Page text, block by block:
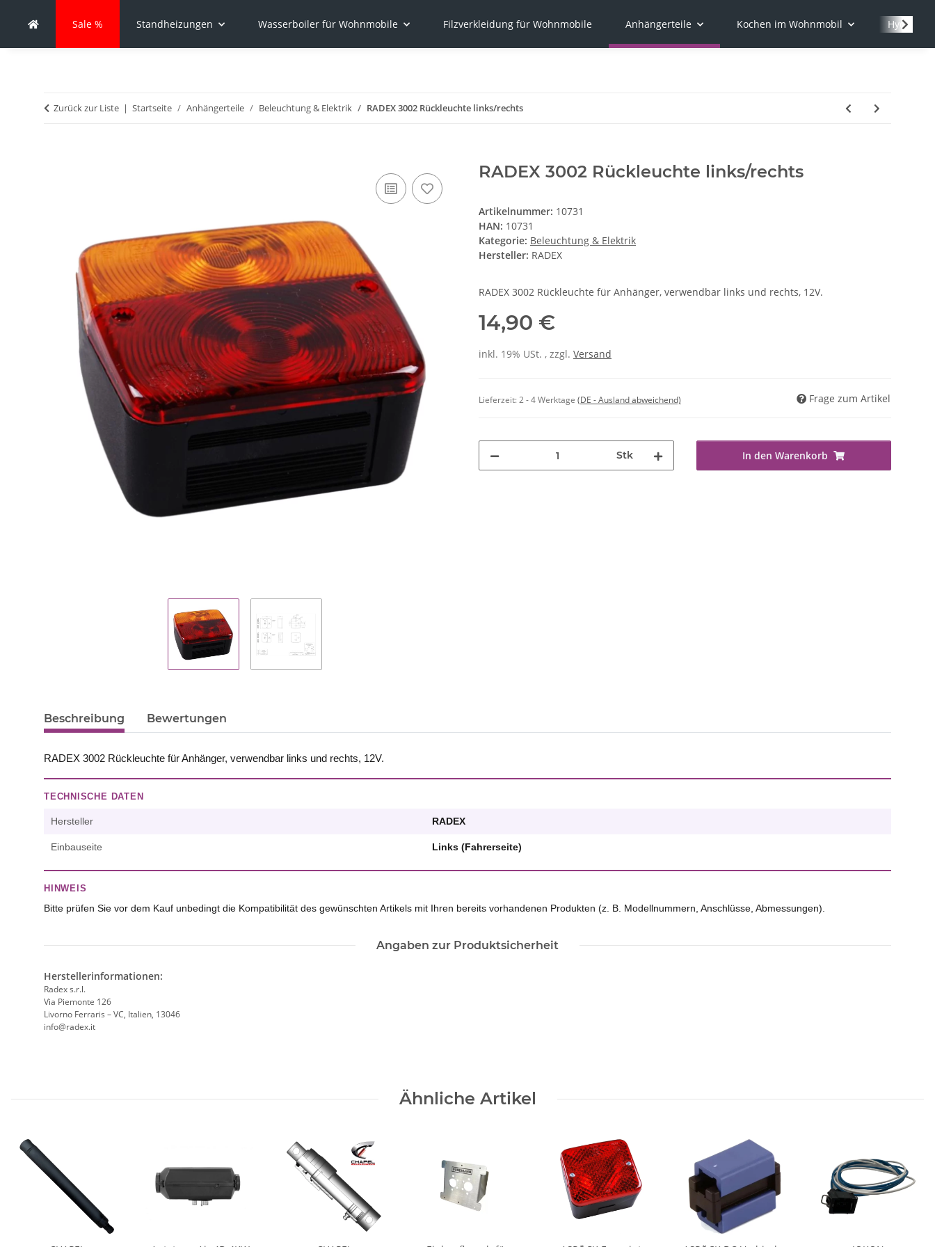
Sale % Standheizungen Wasserboiler für Wohnmobile Filzverkleidung für Wohnmobile Anhängerteile Kochen im Wohnmobil Hydraulik
Zurück zur Liste Startseite Anhängerteile Beleuchtung & Elektrik RADEX 3002 Rückleuchte links/rechts
RADEX 3002 Rückleuchte links/rechts
Artikelnummer: 10731
HAN: 10731
Kategorie: Beleuchtung & Elektrik
Hersteller: RADEX
RADEX 3002 Rückleuchte für Anhänger, verwendbar links und rechts, 12V.
14,90 €
inkl. 19% USt. , zzgl. Versand
Lieferzeit:2 - 4 Werktage (DE - Ausland abweichend) Frage zum Artikel
Stk In den Warenkorb
Beschreibung Bewertungen
RADEX 3002 Rückleuchte für Anhänger, verwendbar links und rechts, 12V.
TECHNISCHE DATEN
Hersteller RADEX
Einbauseite Links (Fahrerseite)
HINWEIS
Bitte prüfen Sie vor dem Kauf unbedingt die Kompatibilität des gewünschten Artikels mit Ihren bereits vorhandenen Produkten (z. B. Modellnummern, Anschlüsse, Abmessungen).
Angaben zur Produktsicherheit
Herstellerinformationen:
Radex s.r.l.
Via Piemonte 126
Livorno Ferraris – VC, Italien, 13046
info@radex.it
Ähnliche Artikel